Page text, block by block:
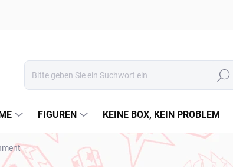
Suchen
FIGUREN KEINE BOX, KEIN PROBLEM